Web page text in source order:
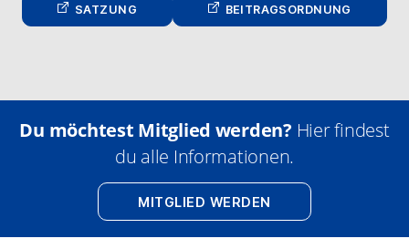
SATZUNG BEITRAG­SOR­D­NUNG
Du möchtest Mitglied werden? Hier findest
du alle Informationen.
MITGLIED WERDEN